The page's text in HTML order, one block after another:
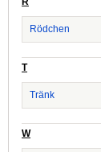
Rödchen
T
Tränk
W